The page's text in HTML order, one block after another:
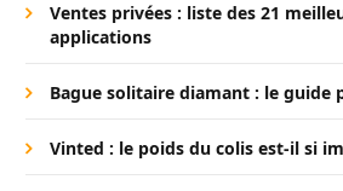
Ventes privées : liste des 21
applications
Bague solitaire diamant : le guide
Vinted : le poids du colis est-il si